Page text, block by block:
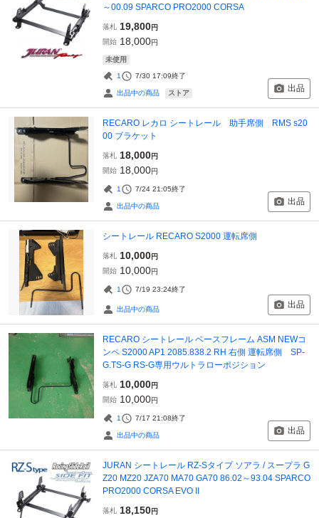
～00.09 SPARCO PRO2000 CORSA
落札 19,800円
開始 18,000円
未使用
1 7/30 17:09終了
出品中の商品 ストア 出品
RECARO レカロ シートレール 助手席側 RMS s20
00 ブラケット
落札 18,000円
開始 18,000円
1 7/24 21:05終了
出品中の商品 出品
シートレール RECARO S2000 運転席側
落札 10,000円
開始 10,000円
1 7/19 23:24終了
出品中の商品 出品
RECARO シートレール ベースフレーム ASM NEWコ
ンペ S2000 AP1 2085.838.2 RH 右側 運転席側 SP-
G.TS-G RS-G専用ウルトラローポジション
落札 10,000円
開始 10,000円
1 7/17 21:08終了
出品中の商品 出品
JURAN シートレール RZ-Sタイプ ソアラ / スープラ G
Z20 MZ20 JZA70 MA70 GA70 86.02～93.04 SPARCO
PRO2000 CORSA EVO II
落札 18,150円